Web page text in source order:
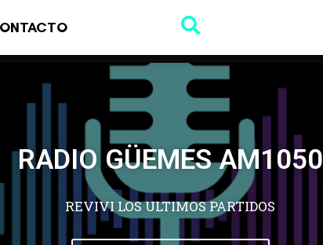
RADIO GÜEMES AM1050
REVIVI LOS ULTIMOS PARTIDOS